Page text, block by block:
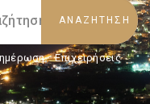
, Επιχειρήσεις